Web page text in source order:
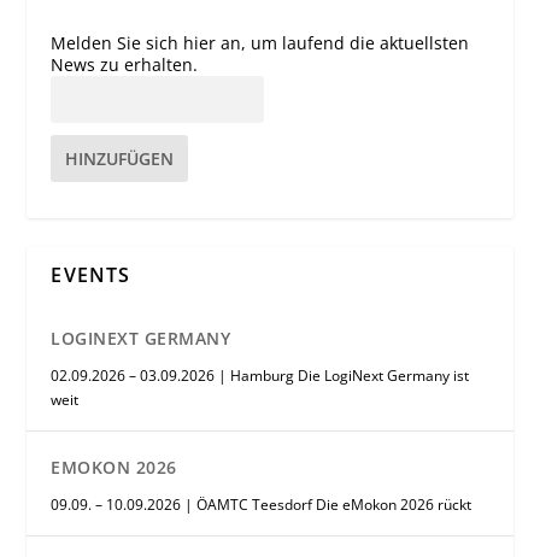
Melden Sie sich hier an, um laufend die aktuellsten
News zu erhalten.
HINZUFÜGEN
EVENTS
LOGINEXT GERMANY
02.09.2026 – 03.09.2026 | Hamburg Die LogiNext Germany ist
weit
EMOKON 2026
09.09. – 10.09.2026 | ÖAMTC Teesdorf Die eMokon 2026 rückt